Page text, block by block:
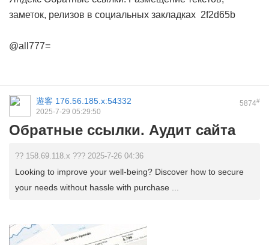
заметок, релизов в социальных закладках 2f2d65b
@all777=
5874#
遊客 176.56.185.x:54332
2025-7-29 05:29:50
Обратные ссылки. Аудит сайта
?? 158.69.118.x ??? 2025-7-26 04:36
Looking to improve your well-being? Discover how to secure
your needs without hassle with purchase ...